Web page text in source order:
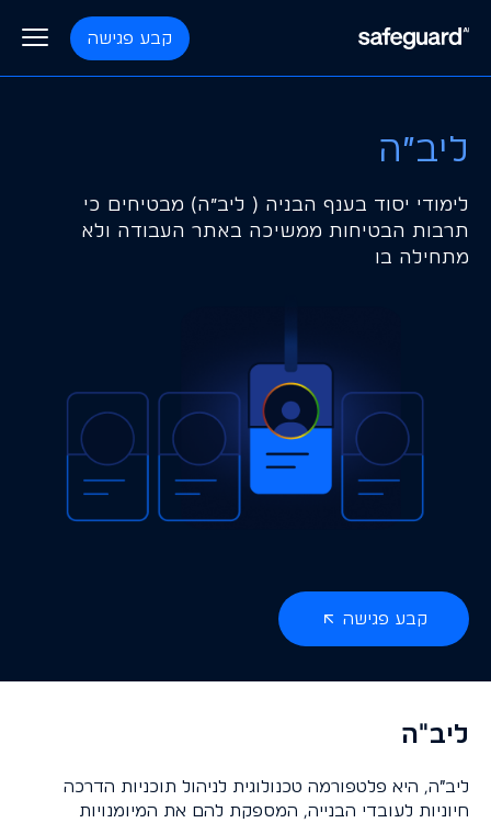
קבע פגישה
פלטפורמה
בקרת כשירות כח אדם
חישה וניטור
ניהול בטיחות
תכנית למניעת הפסדים
צור קשר
ליב״ה
לימודי יסוד בענף הבניה ( ליב״ה) מבטיחים כי
תרבות הבטיחות ממשיכה באתר העבודה ולא
מתחילה בו
קבע פגישה
ליב"ה
ליב״ה, היא פלטפורמה טכנולוגית לניהול תוכניות הדרכה
חיוניות לעובדי הבנייה, המספקת להם את המיומנויות